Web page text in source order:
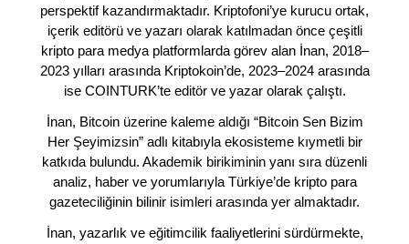
perspektif kazandırmaktadır. Kriptofoni’ye kurucu ortak,
içerik editörü ve yazarı olarak katılmadan önce çeşitli
kripto para medya platformlarda görev alan İnan, 2018–
2023 yılları arasında Kriptokoin’de, 2023–2024 arasında
ise COINTURK’te editör ve yazar olarak çalıştı.
İnan, Bitcoin üzerine kaleme aldığı “Bitcoin Sen Bizim
Her Şeyimizsin” adlı kitabıyla ekosisteme kıymetli bir
katkıda bulundu. Akademik birikiminin yanı sıra düzenli
analiz, haber ve yorumlarıyla Türkiye’de kripto para
gazeteciliğinin bilinir isimleri arasında yer almaktadır.
İnan, yazarlık ve eğitimcilik faaliyetlerini sürdürmekte,